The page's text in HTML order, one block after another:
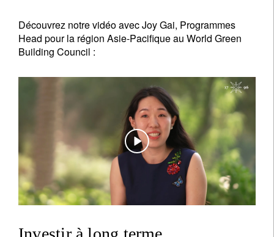
Découvrez notre vidéo avec Joy Gai, Programmes
Head pour la région Asie-Pacifique au World Green
Building Council :